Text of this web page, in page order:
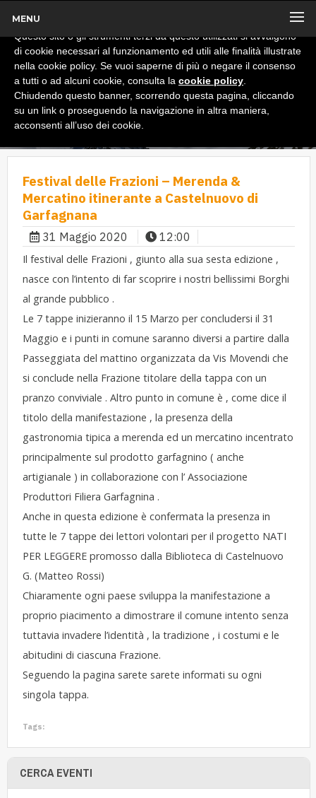
MENU
Festival delle Frazioni – Merenda &
Mercatino itinerante a Castelnuovo di
Garfagnana
31 Maggio 2020 12:00
Il festival delle Frazioni , giunto alla sua sesta edizione ,
nasce con l’intento di far scoprire i nostri bellissimi Borghi
al grande pubblico .
Le 7 tappe inizieranno il 15 Marzo per concludersi il 31
Maggio e i punti in comune saranno diversi a partire dalla
Passeggiata del mattino organizzata da Vis Movendi che
si conclude nella Frazione titolare della tappa con un
pranzo conviviale . Altro punto in comune è , come dice il
titolo della manifestazione , la presenza della
gastronomia tipica a merenda ed un mercatino incentrato
principalmente sul prodotto garfagnino ( anche
artigianale ) in collaborazione con l’ Associazione
Produttori Filiera Garfagnina .
Anche in questa edizione è confermata la presenza in
tutte le 7 tappe dei lettori volontari per il progetto NATI
PER LEGGERE promosso dalla Biblioteca di Castelnuovo
G. (Matteo Rossi)
Chiaramente ogni paese sviluppa la manifestazione a
proprio piacimento a dimostrare il comune intento senza
tuttavia invadere l’identità , la tradizione , i costumi e le
abitudini di ciascuna Frazione.
Seguendo la pagina sarete sarete informati su ogni
singola tappa.
Tags:
CERCA EVENTI
x
Informativa
Questo sito o gli strumenti terzi da questo utilizzati si avvalgono
di cookie necessari al funzionamento ed utili alle finalità illustrate
nella cookie policy. Se vuoi saperne di più o negare il consenso
a tutti o ad alcuni cookie, consulta la cookie policy
Chiudendo questo banner, scorrendo questa pagina, cliccando
su un link o proseguendo la navigazione in altra maniera,
acconsenti all’uso dei cookie.